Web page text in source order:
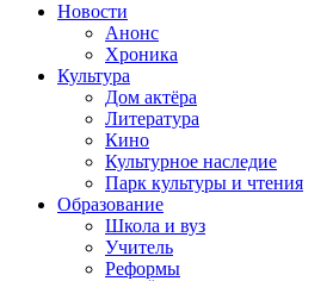
Новости
Анонс
Хроника
Культура
Дом актёра
Литература
Кино
Культурное наследие
Парк культуры и чтения
Образование
Школа и вуз
Учитель
Реформы